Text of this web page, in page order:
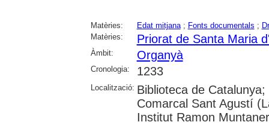
Matèries: Edat mitjana; Fonts documentals ;
Matèries:
Priorat de Santa Maria
Àmbit: Organyà
Cronologia: 1233
Localització: Biblioteca de
Comarcal Sant Agustí
Institut Ramon